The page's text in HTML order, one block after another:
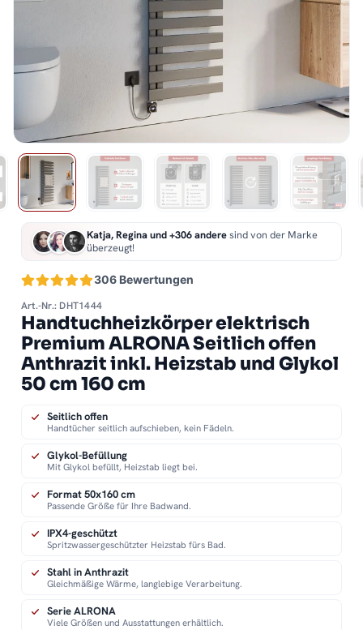
306 Bewertungen
Katja, Regina und +306 anderesind von der Marke
überzeugt!
Art.-Nr.: DHT1444
Handtuchheizkörper elektrisch
Premium ALRONA Seitlich offen
Anthrazit inkl. Heizstab und Glykol
50 cm 160 cm
Seitlich offen
Handtücher seitlich aufschieben, kein Fädeln.
Glykol-Befüllung
Mit Glykol befüllt, Heizstab liegt bei.
Format 50x160 cm
Passende Größe für Ihre Badwand.
IPX4-geschützt
Spritzwassergeschützter Heizstab fürs Bad.
Stahl in Anthrazit
Gleichmäßige Wärme, langlebige Verarbeitung.
Serie ALRONA
Viele Größen und Ausstattungen erhältlich.